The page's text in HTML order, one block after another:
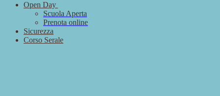
Open Day
Scuola Aperta
Prenota online
Sicurezza
Corso Serale